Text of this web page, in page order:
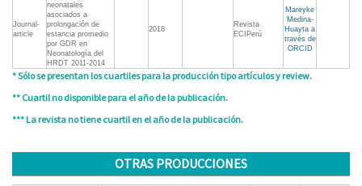
Journal-
article
neonatales
asociados a
prolongación de
estancia promedio
por GDR en
Neonatología del
HRDT 2011-2014
2018
Revista
ECIPerú
Mareyke
Medina-
Huayta a
través de
ORCID
* Sólo se presentan los cuartiles para la producción tipo artículos y review.
** Cuartil no disponible para el año de la publicación.
*** La revista no tiene cuartil en el año de la publicación.
OTRAS PRODUCCIONES